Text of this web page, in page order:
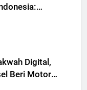
Halal, 4
Digital,
Beri Motor
MUI Sulawesi